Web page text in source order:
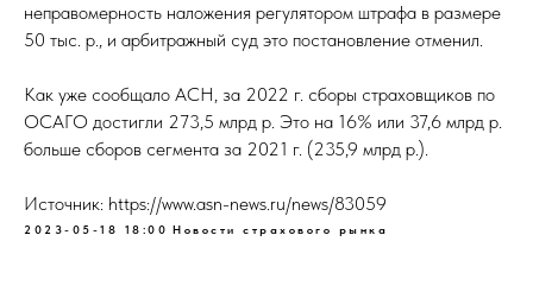
неправомерность наложения регулятором штрафа в размере
50 тыс. р., и арбитражный суд это постановление отменил.
Как уже сообщало АСН, за 2022 г. сборы страховщиков по
ОСАГО достигли 273,5 млрд р. Это на 16% или 37,6 млрд р.
больше сборов сегмента за 2021 г. (235,9 млрд р.).
Источник: https://www.asn-news.ru/news/83059
2023-05-18 18:00 Новости страхового рынка